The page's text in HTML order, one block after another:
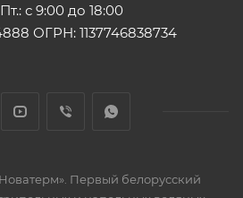
с 9:00 до 18:00
ОГРН: 1137746838734
Первый белорусский